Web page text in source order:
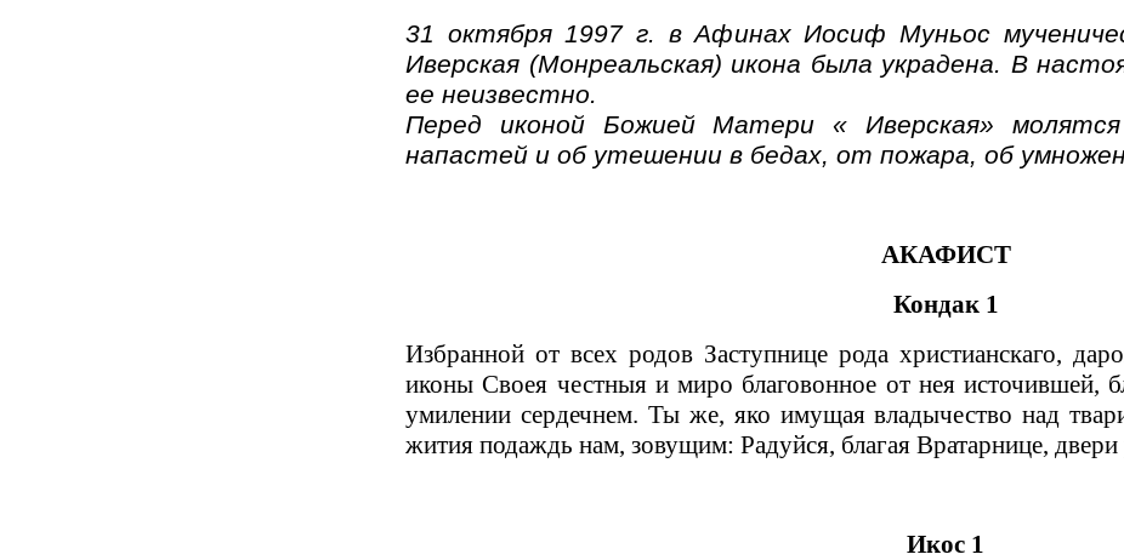
31 октября 1997 г. в Афинах Иосиф Муньос
Иверская (Монреальская) икона была украдена. В
ее неизвестно.
Перед иконой Божией Матери « Иверская»
напастей и об утешении в бедах, от пожара, об
АКАФИСТ
Кондак 1
Избранной от всех родов Заступнице рода христианскаго,
иконы Своея честныя и миро благовонное от нея источившей,
умилении сердечнем. Ты же, яко имущая владычество над
жития подаждь нам, зовущим: Радуйся, благая Вратарнице,
Икос 1